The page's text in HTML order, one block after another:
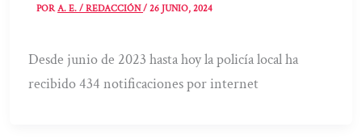
PORA. E. / REDACCIÓN/26 JUNIO, 2024
Desde junio de 2023 hasta hoy la policía local ha
recibido 434 notificaciones por internet